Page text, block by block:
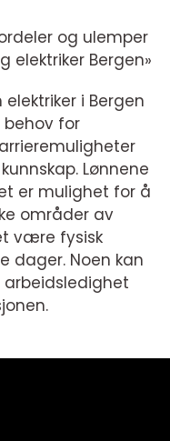
og ulemper
elektriker Bergen»
i Bergen
behov for
Lønnene
er mulighet for å
områder av
være fysisk
dager. Noen kan